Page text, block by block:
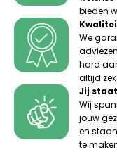
bieden
We
hard
altijd
Jij
Wij
jouw
en
te